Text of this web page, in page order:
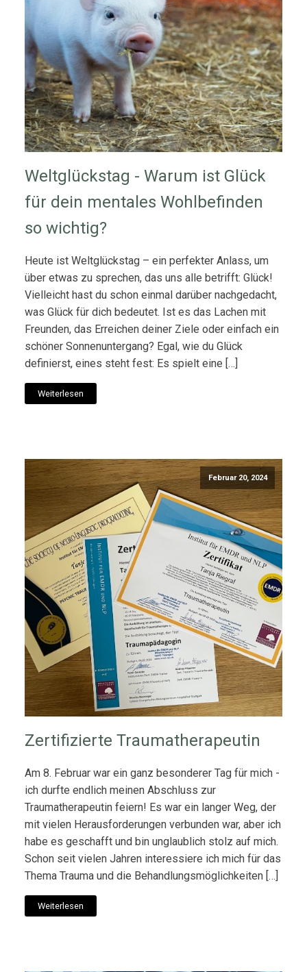
Weltglückstag - Warum ist Glück
für dein mentales Wohlbefinden
so wichtig?
Heute ist Weltglückstag – ein perfekter Anlass, um
über etwas zu sprechen, das uns alle betrifft: Glück!
Vielleicht hast du schon einmal darüber nachgedacht,
was Glück für dich bedeutet. Ist es das Lachen mit
Freunden, das Erreichen deiner Ziele oder einfach ein
schöner Sonnenuntergang? Egal, wie du Glück
definierst, eines steht fest: Es spielt eine […]
Weiterlesen
Februar 20, 2024
Zertifizierte Traumatherapeutin
Am 8. Februar war ein ganz besonderer Tag für mich -
ich durfte endlich meinen Abschluss zur
Traumatherapeutin feiern! Es war ein langer Weg, der
mit vielen Herausforderungen verbunden war, aber ich
habe es geschafft und bin unglaublich stolz auf mich.
Schon seit vielen Jahren interessiere ich mich für das
Thema Trauma und die Behandlungsmöglichkeiten […]
Weiterlesen